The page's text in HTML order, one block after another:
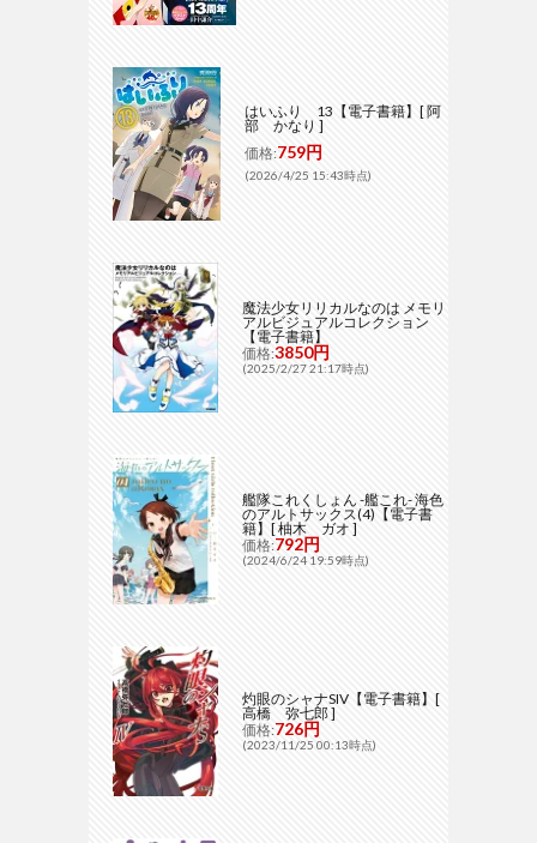
はいふり 13【電子書籍】[ 阿
部 かなり ]
価格:759円
(2026/4/25 15:43時点)
魔法少女リリカルなのは メモリ
アルビジュアルコレクション
【電子書籍】
価格:3850円
(2025/2/27 21:17時点)
艦隊これくしょん -艦これ- 海色
のアルトサックス(4)【電子書
籍】[ 柚木 ガオ ]
価格:792円
(2024/6/24 19:59時点)
灼眼のシャナSIV【電子書籍】[
高橋 弥七郎 ]
価格:726円
(2023/11/25 00:13時点)